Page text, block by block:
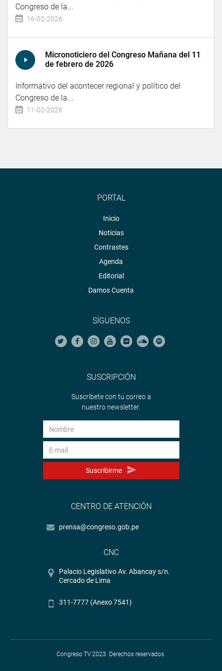
Congreso de la...
16-02-2026
Micronoticiero del Congreso Mañana del 11
de febrero de 2026
Informativo del acontecer regional y político del
Congreso de la...
11-02-2026
PORTAL
Inicio
Noticias
Contrastes
Agenda
Editorial
Damos Cuenta
SÍGUENOS
SUSCRIPCIÓN
Suscríbete con tu correo a
nuestro newsletter.
Suscribirme
CENTRO DE ATENCIÓN
prensa@congreso.gob.pe
CNC
Palacio Legislativo Av. Abancay s/n.
Cercado de Lima
311-7777 (Anexo 7541)
Congreso TV 2023. Derechos reservados.